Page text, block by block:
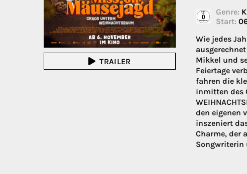
TRAILER
Genre:
Start:
Wie jedes
Mikkel und
Feiertage
fahren die
inmitten des
den eigenen
inszeniert
Charme, der
Songwriterin